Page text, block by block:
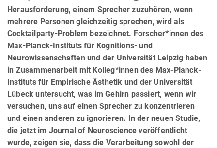
Herausforderung, einem Sprecher zuzuhören, wenn
mehrere Personen gleichzeitig sprechen, wird als
Cocktailparty-Problem bezeichnet. Forscher*innen des
Max-Planck-Instituts für Kognitions- und
Neurowissenschaften und der Universität Leipzig haben
in Zusammenarbeit mit Kolleg*innen des Max-Planck-
Instituts für Empirische Ästhetik und der Universität
Lübeck untersucht, was im Gehirn passiert, wenn wir
versuchen, uns auf einen Sprecher zu konzentrieren
und einen anderen zu ignorieren. In der neuen Studie,
die jetzt im Journal of Neuroscience veröffentlicht
wurde, zeigen sie, dass die Verarbeitung sowohl der